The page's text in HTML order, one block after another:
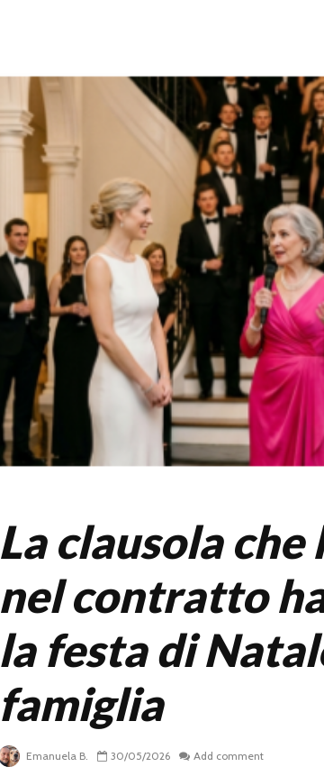
La clausola che
nel contratto
la festa di
famiglia
Emanuela B. 30/05/2026 Add comment